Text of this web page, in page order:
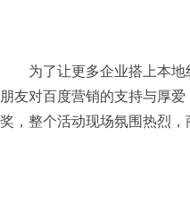
为了让更多企业搭上本
朋友对百度营销的支持与厚
奖，整个活动现场氛围热烈